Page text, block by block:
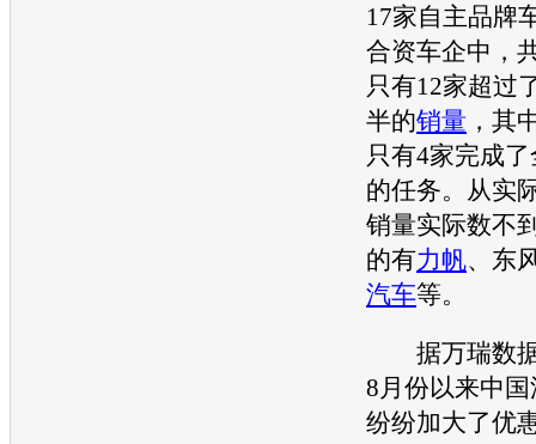
17家自主品牌
合资车企中，
只有12家超过
半的销量 ，其
只有4家完成
的任务。从实
销量实际数不
的有力帆、东
汽车等。
据万瑞数据
8月份以来中
纷纷加大了优